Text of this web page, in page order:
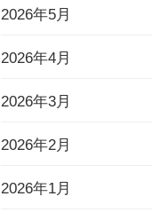
2026年5月
2026年4月
2026年3月
2026年2月
2026年1月